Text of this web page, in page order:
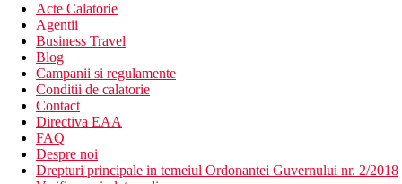
Acte Calatorie
Agentii
Business Travel
Blog
Campanii si regulamente
Conditii de calatorie
Contact
Directiva EAA
FAQ
Despre noi
Drepturi principale in temeiul Ordonantei Guvernului nr. 2/2018